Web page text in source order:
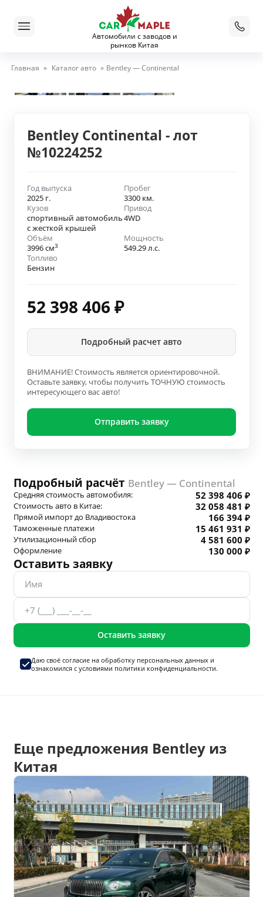
Автомобили с заводов и
рынков Китая
Главная » Каталог авто » Bentley — Continental
Bentley Continental - лот
№10224252
Год выпуска
2025 г.
Пробег
3300 км.
Кузов
спортивный автомобиль
с жесткой крышей
Привод
4WD
Объём
3996 см3
Мощность
549.29 л.с.
Топливо
Бензин
52 398 406 ₽
Подробный расчет авто
ВНИМАНИЕ! Стоимость является ориентировочной.
Оставьте заявку, чтобы получить ТОЧНУЮ стоимость
интересующего вас авто!
Отправить заявку
Подробный расчёт Bentley — Continental
Средняя стоимость автомобиля: 52 398 406 ₽
Стоимость авто в Китае: 32 058 481 ₽
Прямой импорт до Владивостока 166 394 ₽
Таможенные платежи 15 461 931 ₽
Утилизационный сбор 4 581 600 ₽
Оформление 130 000 ₽
Оставить заявку
Оставить заявку
Даю своё согласие на обработку персональных данныхи
ознакомился с условиями политики конфиденциальности.
Еще предложения Bentley из
Китая